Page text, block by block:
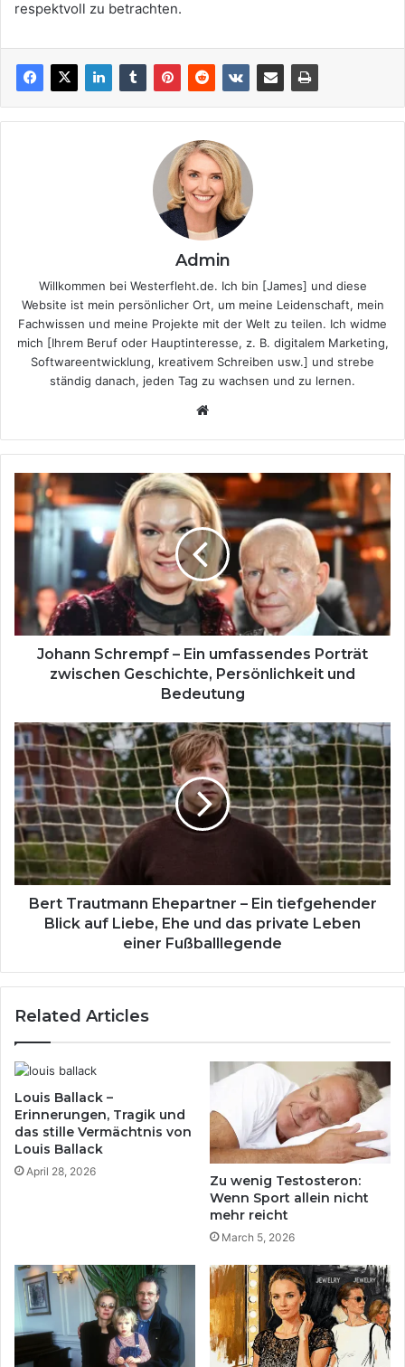
respektvoll zu betrachten.
Admin
Willkommen bei Westerfleht.de. Ich bin [James] und diese
Website ist mein persönlicher Ort, um meine Leidenschaft, mein
Fachwissen und meine Projekte mit der Welt zu teilen. Ich widme
mich [Ihrem Beruf oder Hauptinteresse, z. B. digitalem Marketing,
Softwareentwicklung, kreativem Schreiben usw.] und strebe
ständig danach, jeden Tag zu wachsen und zu lernen.
Johann
Schrempf
–
Ein
umfassendes
zwischen
Geschichte,
Persönlichkeit
Bedeutung
Johann Schrempf – Ein umfassendes Porträt
zwischen Geschichte, Persönlichkeit und
Bedeutung
Bert
Trautmann
Ehepartner
–
Ein
tiefgehender
Blick
auf
Liebe,
Ehe
Leben
Fußballlegende
Bert Trautmann Ehepartner – Ein tiefgehender
Blick auf Liebe, Ehe und das private Leben
einer Fußballlegende
Related Articles
Louis Ballack –
Erinnerungen, Tragik und
das stille Vermächtnis von
Louis Ballack
April 28, 2026
Zu wenig Testosteron:
Wenn Sport allein nicht
mehr reicht
March 5, 2026